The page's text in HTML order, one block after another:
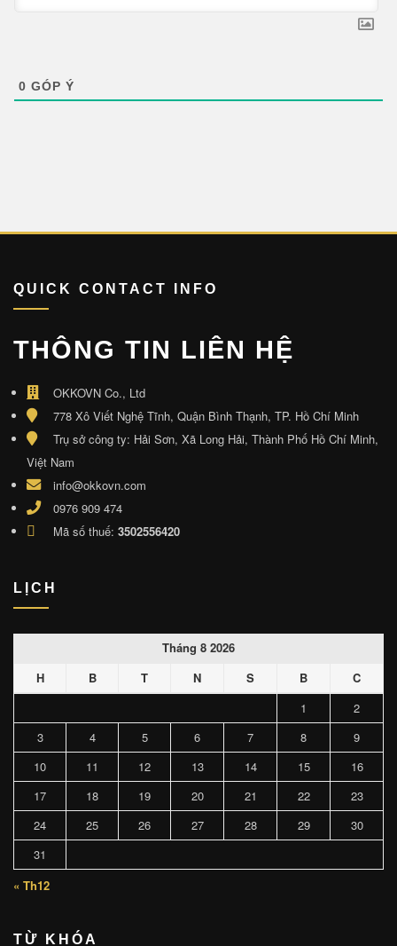
0 GÓP Ý
QUICK CONTACT INFO
THÔNG TIN LIÊN HỆ
OKKOVN Co., Ltd
778 Xô Viết Nghệ Tĩnh, Quận Bình Thạnh, TP. Hồ Chí Minh
Trụ sở công ty: Hải Sơn, Xã Long Hải, Thành Phố Hồ Chí Minh,
Việt Nam
info@okkovn.com
0976 909 474
Mã số thuế: 3502556420
LỊCH
Tháng 8 2026
H
B T N S B
C
1
2
3
4 5 6 7 8
9
10
11 12 13 14 15
16
17
18 19 20 21 22
23
24
25 26 27 28 29
30
31
« Th12
TỪ KHÓA